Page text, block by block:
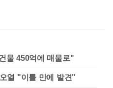
물 450억에 매물로"
열 "이틀 만에 발견"